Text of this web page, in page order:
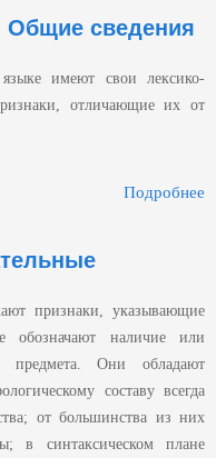
сведения
имеют свои лексико-
отличающие их от
Подробнее
признаки, указывающие
обозначают наличие или
предмета. Они обладают
составу всегда
от большинства из них
в синтаксическом плане